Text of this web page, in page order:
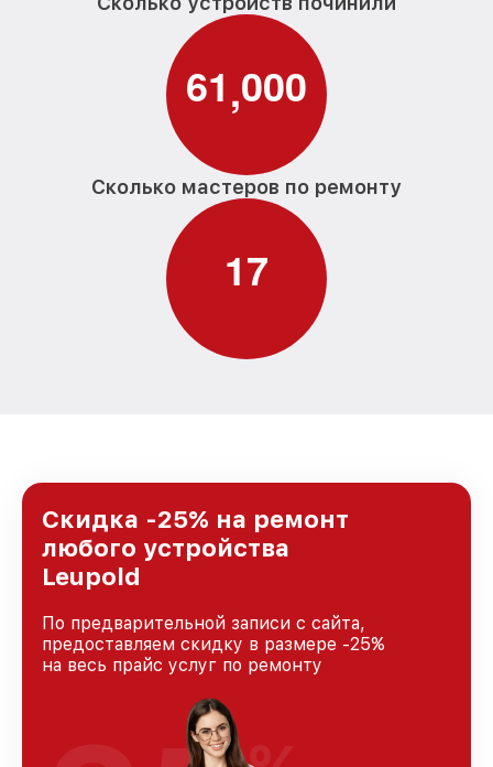
61,000
Сколько мастеров по ремонту
17
Скидка -25% на ремонт
любого устройства
Leupold
По предварительной записи с сайта,
предоставляем скидку в размере -25%
на весь прайс услуг по ремонту